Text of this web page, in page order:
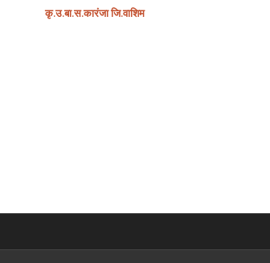
.उ.बा.स.कारंजाजि.वाशिम